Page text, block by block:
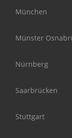
München
Münster
Nürnberg
Saarbrücken
Stuttgart